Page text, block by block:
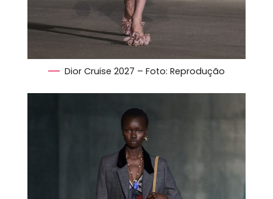
Dior Cruise 2027 – Foto: Reprodução